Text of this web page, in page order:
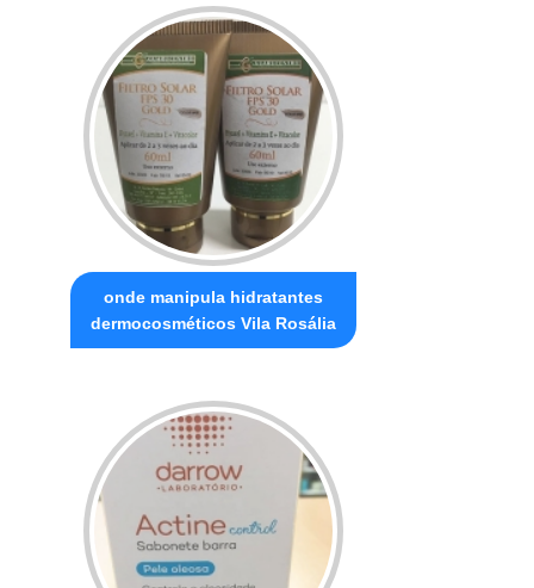
onde manipula hidratantes
dermocosméticos Vila Rosália